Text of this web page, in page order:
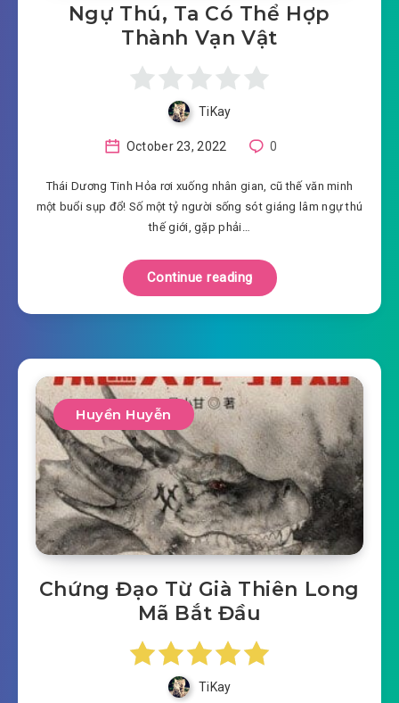
Ngự Thú, Ta Có Thể Hợp
Thành Vạn Vật
TiKay
October 23, 2022 0
Thái Dương Tinh Hỏa rơi xuống nhân gian, cũ thế văn minh
một buổi sụp đổ! Số một tỷ người sống sót giáng lâm ngự thú
thế giới, gặp phải…
Continue reading
Huyền Huyễn
Chứng Đạo Từ Già Thiên Long
Mã Bắt Đầu
TiKay